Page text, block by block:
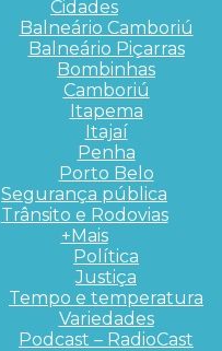
Cidades
Balneário Camboriú
Balneário Piçarras
Bombinhas
Camboriú
Itapema
Itajaí
Penha
Porto Belo
Segurança pública
Trânsito e Rodovias
+Mais
Política
Justiça
Tempo e temperatura
Variedades
Podcast – RadioCast